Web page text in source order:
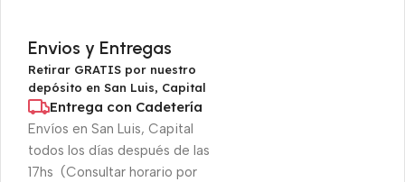
Envios y Entregas
Retirar GRATIS por nuestro
depósito en San Luis, Capital
Entrega con Cadetería
Envíos en San Luis, Capital
todos los días después de las
17hs (Consultar horario por